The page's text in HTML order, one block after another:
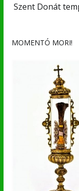
Szent Donát
MOMENTÓ MORI!